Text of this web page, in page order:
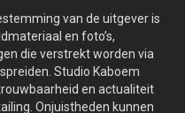
van de uitgever is
en foto’s,
die verstrekt worden via
Studio Kaboem
en actualiteit
Onjuistheden kunnen